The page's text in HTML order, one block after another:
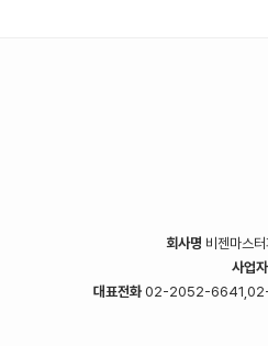
회사명 비젠마스
사업
대표전화 02-2052-